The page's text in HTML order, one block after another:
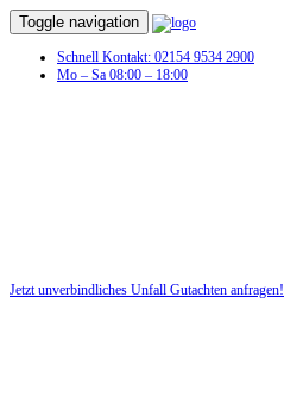
Toggle navigation
Schnell Kontakt: 02154 9534 2900
Mo – Sa 08:00 – 18:00
Jetzt unverbindliches Unfall Gutachten anfragen!